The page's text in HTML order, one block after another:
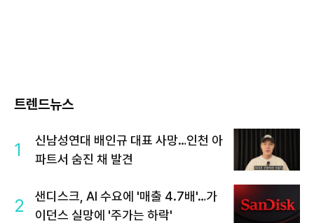
트렌드뉴스
1
신남성연대 배인규 대표 사망…인천 아
파트서 숨진 채 발견
2
샌디스크, AI 수요에 '매출 4.7배'…가
이던스 실망에 '주가는 하락'